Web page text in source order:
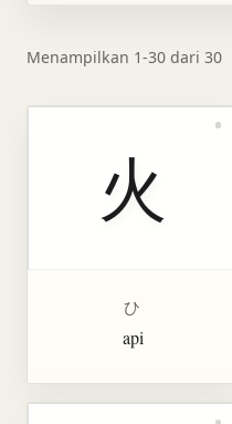
Menampilkan 1-30 dari 30
火
ひ
api